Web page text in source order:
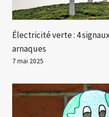
Électricité verte : 4
arnaques
7 mai 2025